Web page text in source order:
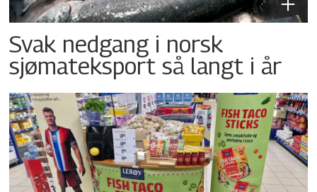
Svak nedgang i norsk
sjømateksport så langt i år